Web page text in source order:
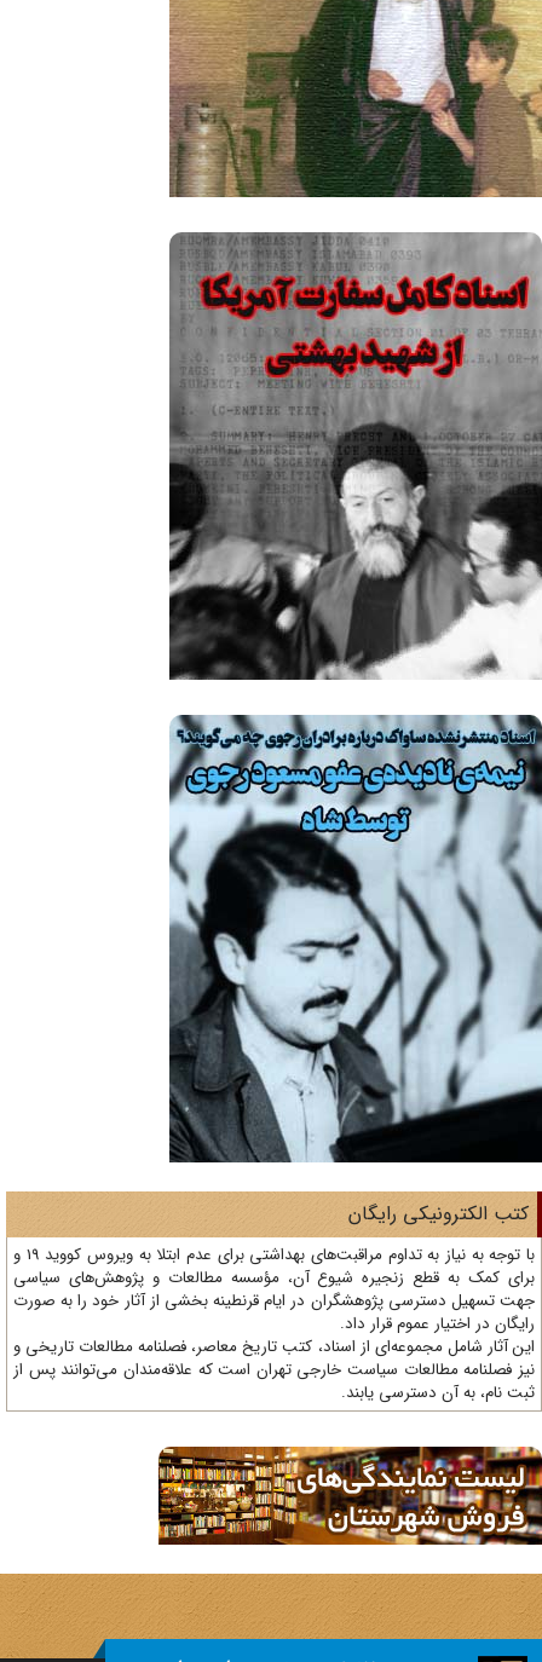
رایگان
با توجه به نیاز به تداوم مراقبت‌های بهداشتی برای عدم ابتلا به ویروس کووید 19 و
زنجیره شیوع آن، مؤسسه مطالعات و پژوهش‌های سیاسی
پژوهشگران در ایام قرنطینه بخشی از آثار خود را به صورت
قرار داد.
از اسناد، کتب تاریخ معاصر، فصلنامه‌ مطالعات تاریخی و
سیاست خارجی تهران است که علاقه‌مندان می‌توانند پس از
یابند.